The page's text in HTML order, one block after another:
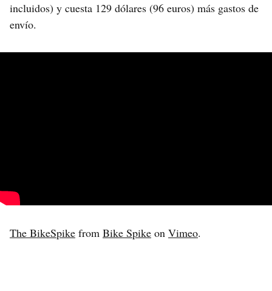
incluidos) y cuesta 129 dólares (96 euros) más gastos de
envío.
The BikeSpike from Bike Spike on Vimeo.